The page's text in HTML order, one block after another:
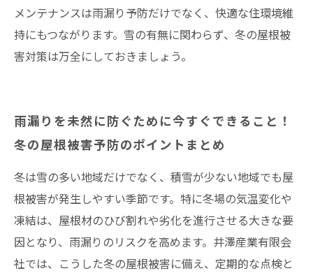
メンテナンスは雨漏り予防だけでなく、快適な住環境維
持にもつながります。雪の有無に関わらず、冬の屋根被
害対策は万全にしておきましょう。
雨漏りを未然に防ぐために今すぐできること！
冬の屋根被害予防のポイントまとめ
冬は雪の多い地域だけでなく、積雪が少ない地域でも屋
根被害が発生しやすい季節です。特に冬場の気温変化や
凍結は、屋根材のひび割れや劣化を進行させる大きな要
因となり、雨漏りのリスクを高めます。井澤産業有限会
社では、こうした冬の屋根被害に備え、定期的な点検と